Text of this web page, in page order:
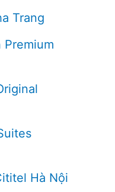
Trang
Premium
Hà Nội